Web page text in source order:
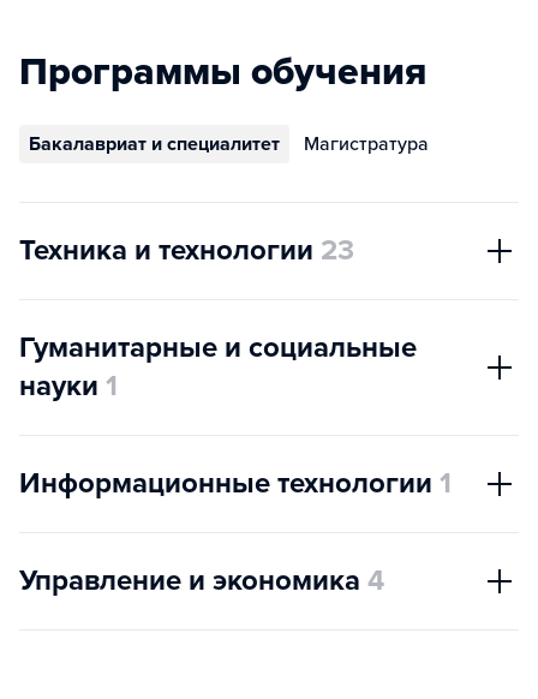
Программы обучения
Бакалавриат и специалитет Магистратура
Техника и технологии 23
Гуманитарные и социальные
науки 1
Информационные технологии 1
Управление и экономика 4